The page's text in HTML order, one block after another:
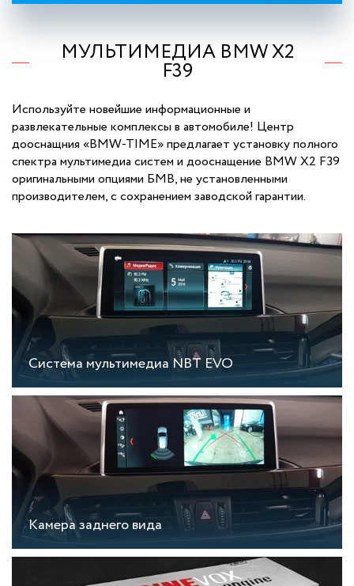
МУЛЬТИМЕДИА BMW X2
F39
Используйте новейшие информационные и
развлекательные комплексы в автомобиле! Центр
дооснащния «BMW-TIME» предлагает установку полного
спектра мультимедиа систем и дооснащение BMW X2 F39
оригинальными опциями БМВ, не установленными
производителем, с сохранением заводской гарантии.
Система мультимедиа NBT EVO
Камера заднего вида